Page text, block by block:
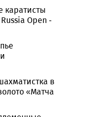
каратисты
Open -
в
«Матча